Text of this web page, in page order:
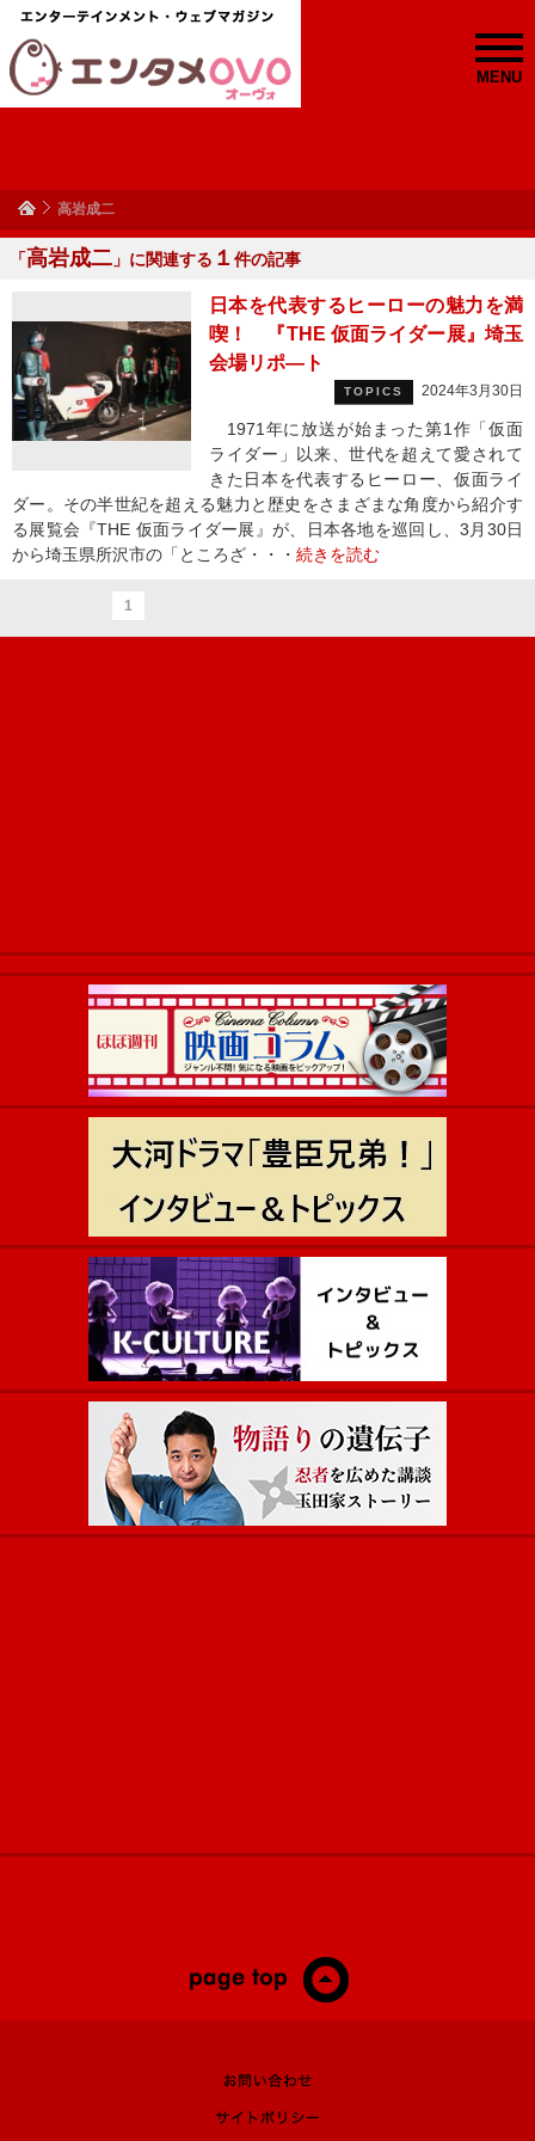
MENU
高岩成二
「高岩成二 」に関連する １ 件の記事
日本を代表するヒーローの魅力を満
喫！ 『THE 仮面ライダー展』埼玉
会場リポ―ト
TOPICS 2024年3月30日
1971年に放送が始まった第1作「仮面
ライダー」以来、世代を超えて愛されて
きた日本を代表するヒーロー、仮面ライ
ダー。その半世紀を超える魅力と歴史をさまざまな角度から紹介す
る展覧会『THE 仮面ライダー展』が、日本各地を巡回し、3月30日
から埼玉県所沢市の「ところざ・・・ 続きを読む
1